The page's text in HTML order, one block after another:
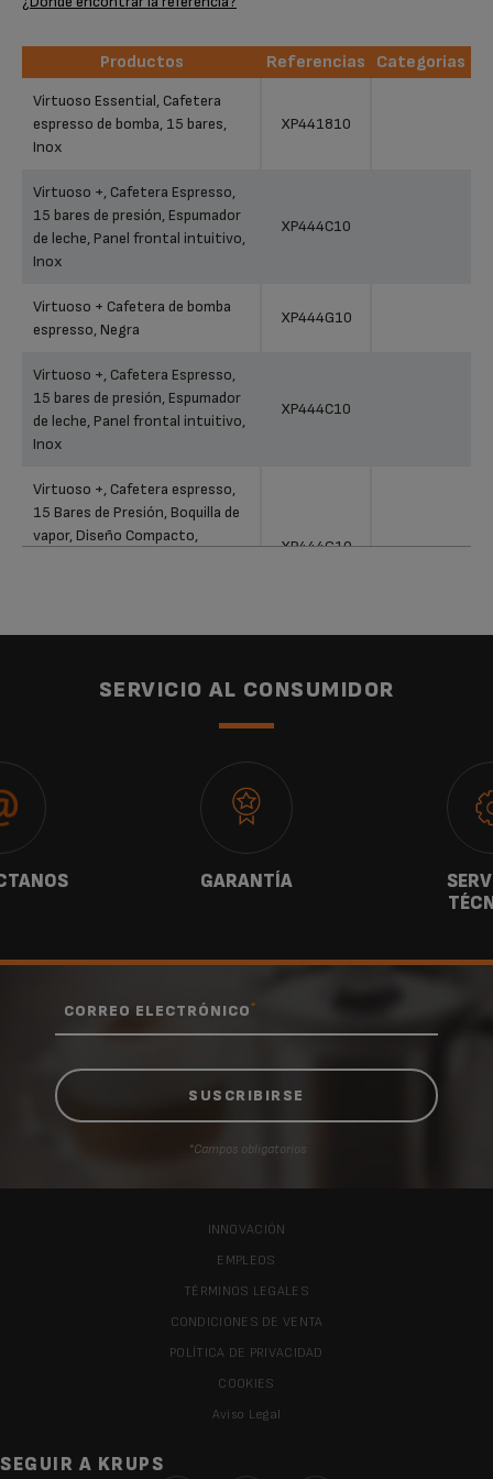
Productos Referencias
Categorias
Productos
Virtuoso Essential, Cafetera
espresso de bomba, 15 bares,
Inox
XP441810
Virtuoso +, Cafetera Espresso,
15 bares de presión, Espumador
de leche, Panel frontal intuitivo,
Inox
XP444C10
Virtuoso + Cafetera de bomba
espresso, Negra
XP444G10
Virtuoso +, Cafetera Espresso,
15 bares de presión, Espumador
de leche, Panel frontal intuitivo,
Inox
XP444C10
Virtuoso +, Cafetera espresso,
15 Bares de Presión, Boquilla de
vapor, Diseño Compacto,
XP444G10
SERVICIO AL CONSUMIDOR
GARANTÍA
CORREO ELECTRÓNICO*
*Campos obligatorios
INNOVACIÓN
EMPLEOS
TÉRMINOS LEGALES
CONDICIONES DE VENTA
POLÍTICA DE PRIVACIDAD
COOKIES
Aviso Legal
SEGUIR A KRUPS